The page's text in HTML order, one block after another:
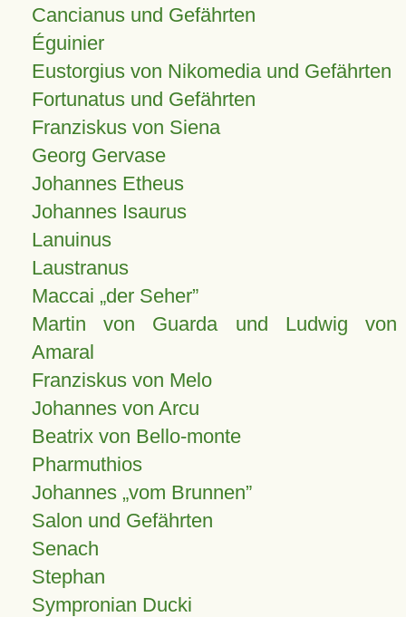
Cancianus und Gefährten
Éguinier
Eustorgius von Nikomedia und Gefährten
Fortunatus und Gefährten
Franziskus von Siena
Georg Gervase
Johannes Etheus
Johannes Isaurus
Lanuinus
Laustranus
Maccai „der Seher”
Martin von Guarda und Ludwig von
Amaral
Franziskus von Melo
Johannes von Arcu
Beatrix von Bello-monte
Pharmuthios
Johannes vom Brunnen
Salon und Gefährten
Senach
Stephan
Sympronian Ducki